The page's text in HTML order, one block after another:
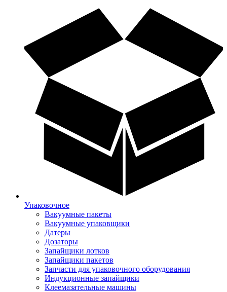
Упаковочное
Вакуумные пакеты
Вакуумные упаковщики
Датеры
Дозаторы
Запайщики лотков
Запайщики пакетов
Запчасти для упаковочного оборудования
Индукционные запайщики
Клеемазательные машины